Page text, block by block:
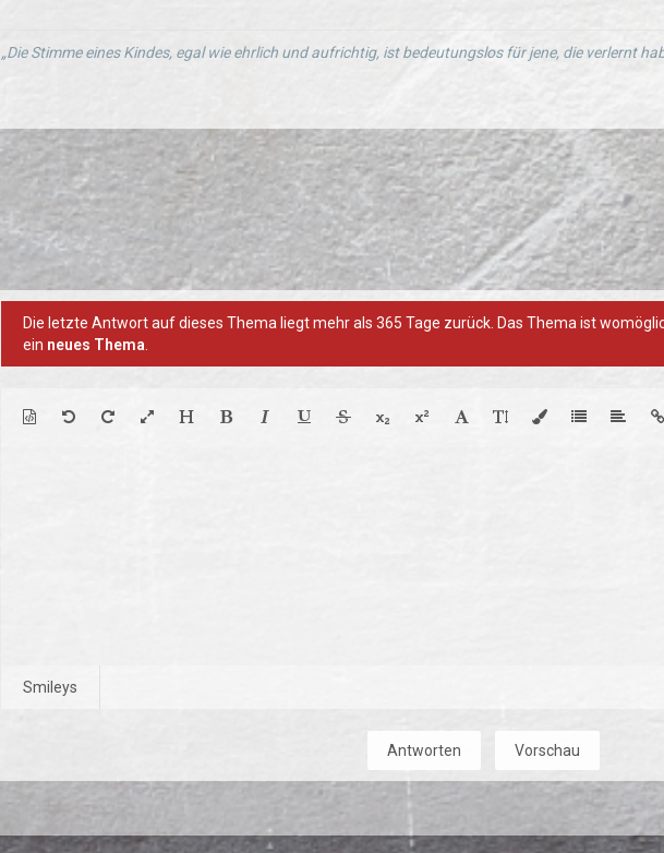
„Die Stimme eines Kindes, egal wie ehrlich und aufrichtig, ist bedeutungslos für jene, die verlernt
Die letzte Antwort auf dieses Thema liegt mehr als 365 Tage zurück. Das Thema ist
ein neues Thema
Smileys
Antworten Vorschau